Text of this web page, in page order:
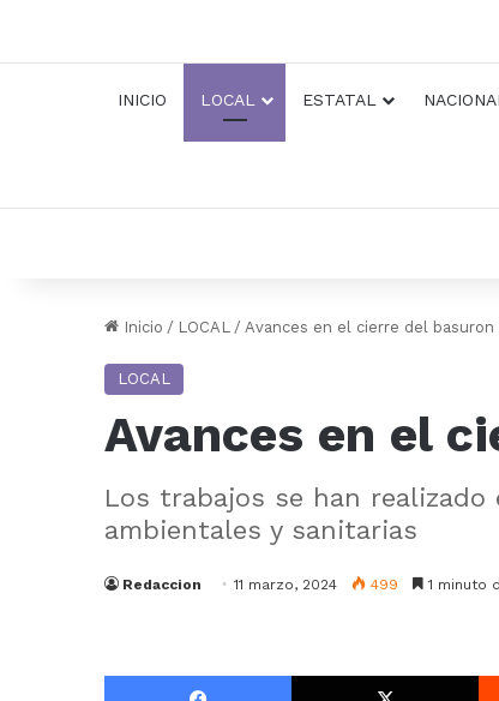
INICIO LOCAL ESTATAL
Inicio / LOCAL / Avances en el cierre del basuron
LOCAL
Avances en el
Los trabajos se han
ambientales y sanitarias
Redaccion 11 marzo, 2024 499 1 minuto
Facebook X